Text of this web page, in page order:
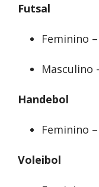
Futsal
Feminino
Masculino
Handebol
Feminino
Voleibol